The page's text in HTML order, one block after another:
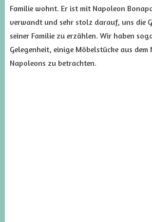
Familie wohnt. Er ist mit Napoleon
verwandt und sehr stolz darauf, uns die
seiner Familie zu erzählen. Wir haben
Gelegenheit, einige Möbelstücke aus dem
Napoleons zu betrachten.